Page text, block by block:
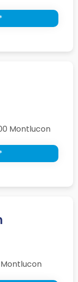
Montlucon
Montlucon